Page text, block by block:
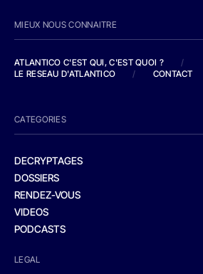
MIEUX NOUS CONNAITRE
ATLANTICO C'EST QUI, C'EST QUOI ?
/
LE RESEAU D'ATLANTICO
/ CONTACT
CATEGORIES
DECRYPTAGES
DOSSIERS
RENDEZ-VOUS
VIDEOS
PODCASTS
LEGAL